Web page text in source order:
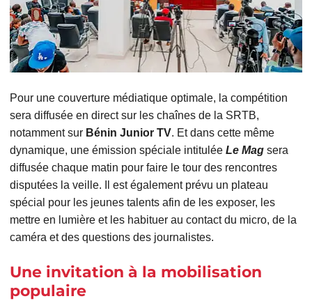
Pour une couverture médiatique optimale, la compétition
sera diffusée en direct sur les chaînes de la SRTB,
notamment sur Bénin Junior TV. Et dans cette même
dynamique, une émission spéciale intitulée Le Magsera
diffusée chaque matin pour faire le tour des rencontres
disputées la veille. Il est également prévu un plateau
spécial pour les jeunes talents afin de les exposer, les
mettre en lumière et les habituer au contact du micro, de la
caméra et des questions des journalistes.
Une invitation à la mobilisation
populaire